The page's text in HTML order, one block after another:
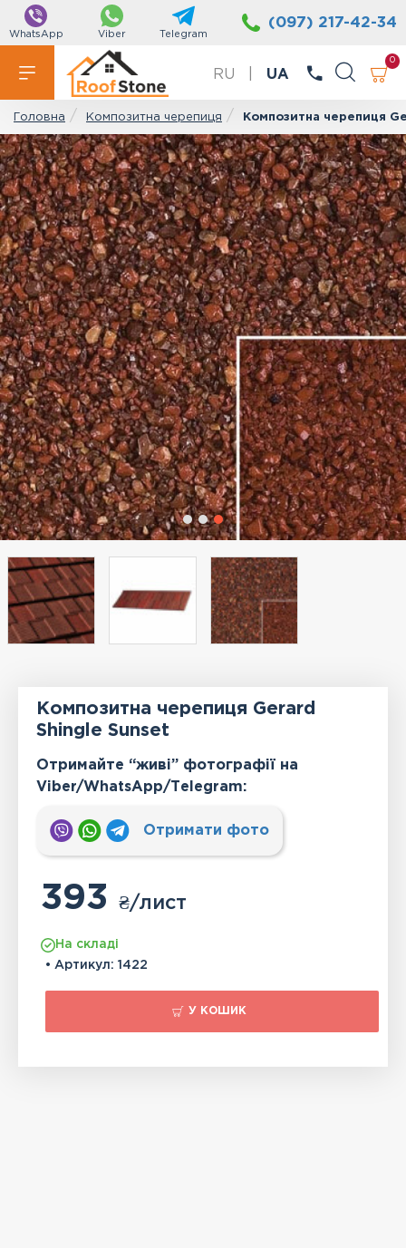
WhatsApp Viber Telegram
(097) 217-42-34
RU UA
0
Головна Композитна черепиця Композитна черепиця
Композитна черепиця Gerard
Shingle Sunset
Отримайте “живі” фотографії на
Viber/WhatsApp/Тelegram:
Отримати фото
393₴/лист
На складі
• Артикул: 1422
У КОШИК